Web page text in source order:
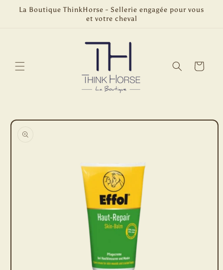
passer
La Boutique ThinkHorse - Sellerie engagée pour vous
et votre cheval
Panier
Passer aux
produits